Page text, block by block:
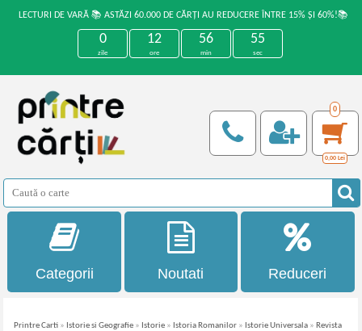
LECTURI DE VARĂ 📚 ASTĂZI 60.000 DE CĂRȚI AU REDUCERE ÎNTRE 15% ȘI 60%!📚
0
zile
12
ore
56
min
54
sec
0
0,00 Lei
Categorii Noutati Reduceri
Printre Carti » Istorie si Geografie » Istorie » Istoria Romanilor » Istorie Universala » Revista